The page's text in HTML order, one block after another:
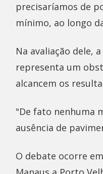
precisaríamos de
mínimo, ao longo
Na avaliação dele,
representa um
alcancem os
"De fato nenhuma
ausência de
O debate ocorre